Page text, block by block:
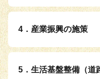
4．産業振興の施策
5．生活基盤整備（道